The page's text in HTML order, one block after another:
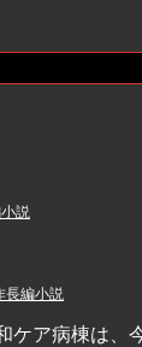
説
長編小説
ケア病棟は、